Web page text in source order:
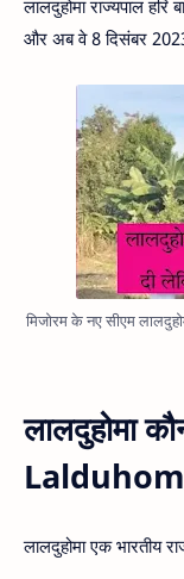
लालदुहोमा राज्यपाल
और अब वे 8 दिसंबर
मिजोरम के नए सीएम
लालदुहोमा
लालदुहोमा एक भारतीय